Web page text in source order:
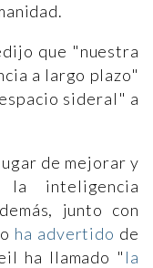
que "nuestra
a largo plazo"
sideral" a
de mejorar y
la inteligencia
junto con
ha advertido de
ha llamado " la